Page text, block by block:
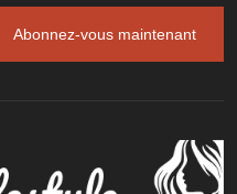
Abonnez-vous maintenant